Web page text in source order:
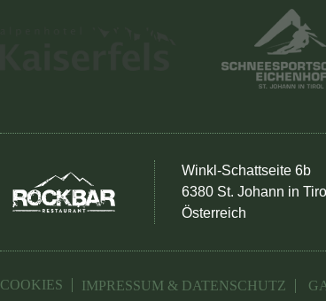
Winkl-Schattseite 6b
6380 St. Johann in Tirol
Österreich
COOKIES IMPRESSUM & DATENSCHUTZ